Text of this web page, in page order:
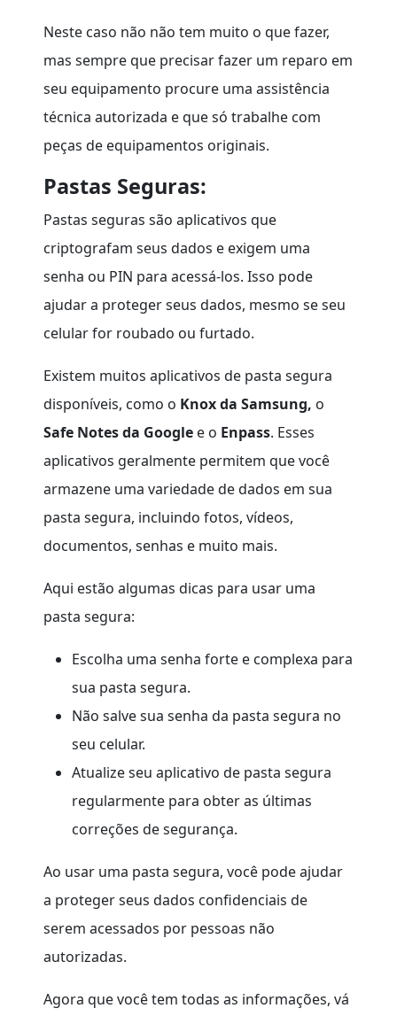
Neste caso não não tem muito o que fazer,
mas sempre que precisar fazer um reparo em
seu equipamento procure uma assistência
técnica autorizada e que só trabalhe com
peças de equipamentos originais.
Pastas Seguras:
Pastas seguras são aplicativos que
criptografam seus dados e exigem uma
senha ou PIN para acessá-los. Isso pode
ajudar a proteger seus dados, mesmo se seu
celular for roubado ou furtado.
Existem muitos aplicativos de pasta segura
disponíveis, como o Knox da Samsung, o
Safe Notes da Google e o Enpass. Esses
aplicativos geralmente permitem que você
armazene uma variedade de dados em sua
pasta segura, incluindo fotos, vídeos,
documentos, senhas e muito mais.
Aqui estão algumas dicas para usar uma
pasta segura:
Escolha uma senha forte e complexa para
sua pasta segura.
Não salve sua senha da pasta segura no
seu celular.
Atualize seu aplicativo de pasta segura
regularmente para obter as últimas
correções de segurança.
Ao usar uma pasta segura, você pode ajudar
a proteger seus dados confidenciais de
serem acessados por pessoas não
autorizadas.
Agora que você tem todas as informações, vá